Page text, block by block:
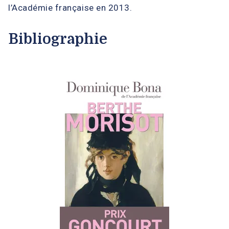
l’Académie française en 2013.
Bibliographie